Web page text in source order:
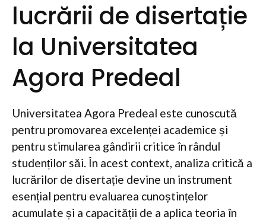
lucrării de disertație
la Universitatea
Agora Predeal
Universitatea Agora Predeal este cunoscută
pentru promovarea excelenței academice și
pentru stimularea gândirii critice în rândul
studenților săi. În acest context, analiza critică a
lucrărilor de disertație devine un instrument
esențial pentru evaluarea cunoștințelor
acumulate și a capacității de a aplica teoria în